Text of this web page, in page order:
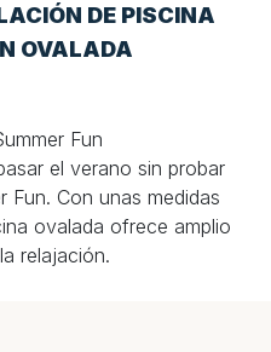
DE PISCINA
OVALADA
Fun
el verano sin probar
Fun. Con unas medidas
ovalada ofrece amplio
relajación.